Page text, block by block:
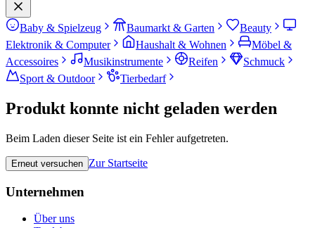
Baby & Spielzeug Baumarkt & Garten
Beauty
Elektronik & Computer
Haushalt & Wohnen
Möbel &
Accessoires
Musikinstrumente Reifen
Schmuck
Sport & Outdoor
Tierbedarf
Produkt konnte nicht geladen werden
Beim Laden dieser Seite ist ein Fehler aufgetreten.
Erneut versuchen Zur Startseite
Unternehmen
Über uns